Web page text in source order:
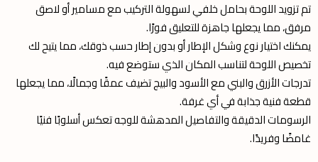
تم تزويد اللوحة بحامل خلفي لسهولة التركيب مع مسامير أو لاصق
مرفق، مما يجعلها جاهزة للتعليق فورًا.
يمكنك اختيار نوع وشكل الإطار أو بدون إطار حسب ذوقك، مما يتيح لك
تخصيص اللوحة لتناسب المكان الذي ستوضع فيه.
تدرجات الأزرق والبني مع الأسود والبيج تضيف عمقًا وجمالًا، مما يجعلها
قطعة فنية جذابة في أي غرفة.
الرسومات الدقيقة والتفاصيل المدهشة للوجه تعكس أسلوبًا فنيًا
غامضًا وفريدًا.